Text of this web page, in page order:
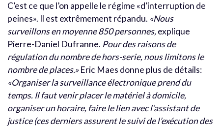
C’est ce que l’on appelle le régime «d’interruption de
peines». Il est extrêmement répandu. «Nous
surveillons en moyenne 850 personnes,explique
Pierre-Daniel Dufranne. Pour des raisons de
régulation du nombre de hors-serie, nous limitons le
nombre de places.» Eric Maes donne plus de détails:
«Organiser la surveillance électronique prend du
temps. Il faut venir placer le matériel à domicile,
organiser un horaire, faire le lien avec l’assistant de
justice (ces derniers assurent le suivi de l’exécution des